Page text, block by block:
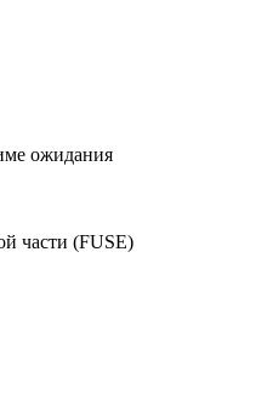
ожидания
части (FUSE)